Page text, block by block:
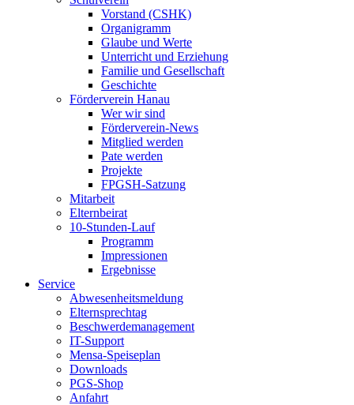
Vorstand (CSHK)
Organigramm
Glaube und Werte
Unterricht und Erziehung
Familie und Gesellschaft
Geschichte
Förderverein Hanau
Wer wir sind
Förderverein-News
Mitglied werden
Pate werden
Projekte
FPGSH-Satzung
Mitarbeit
Elternbeirat
10-Stunden-Lauf
Programm
Impressionen
Ergebnisse
Service
Abwesenheitsmeldung
Elternsprechtag
Beschwerdemanagement
IT-Support
Mensa-Speiseplan
Downloads
PGS-Shop
Anfahrt